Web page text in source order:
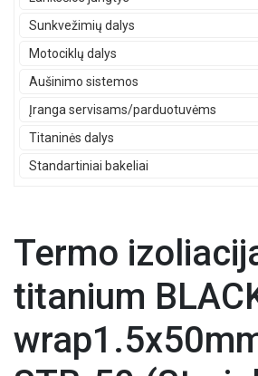
Sunkvežimių dalys
Motociklų dalys
Aušinimo sistemos
Įranga servisams/parduotuvėms
Titaninės dalys
Standartiniai bakeliai
Termo
titanium